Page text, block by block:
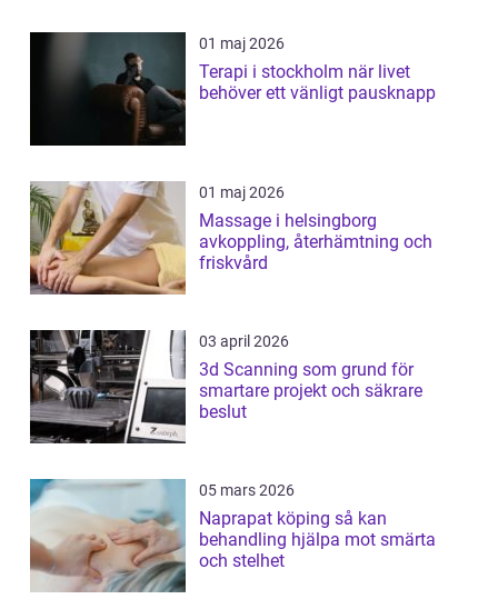
01 maj 2026
Terapi i stockholm när livet
behöver ett vänligt pausknapp
01 maj 2026
Massage i helsingborg
avkoppling, återhämtning och
friskvård
03 april 2026
3d Scanning som grund för
smartare projekt och säkrare
beslut
05 mars 2026
Naprapat köping så kan
behandling hjälpa mot smärta
och stelhet